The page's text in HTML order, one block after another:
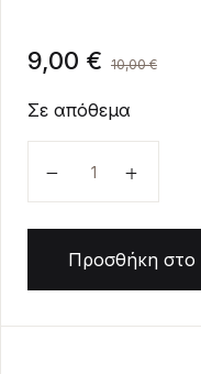
9,00 € 10,00€
Σε απόθεμα
Προσθήκη στο